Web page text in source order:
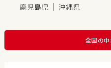
鹿児島県
沖縄県
全国の